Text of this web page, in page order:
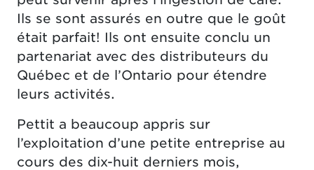
Ils se sont assurés en outre que le goût
était parfait! Ils ont ensuite conclu un
partenariat avec des distributeurs du
Québec et de l’Ontario pour étendre
leurs activités.
Pettit a beaucoup appris sur
l’exploitation d’une petite entreprise au
cours des dix-huit derniers mois,